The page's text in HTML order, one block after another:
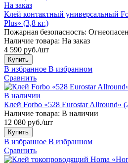
На заказ
Клей контактный универсальный
Plus» (3,8 кг.)
Пожарная безопасность: Огнеопасен
Наличие товара: На заказ
4 590 руб./шт
Купить
В избранное В избранном
Сравнить
В наличии
Клей Forbo «528 Eurostar Allround»
Наличие товара: В наличии
12 080 руб./шт
Купить
В избранное В избранном
Сравнить